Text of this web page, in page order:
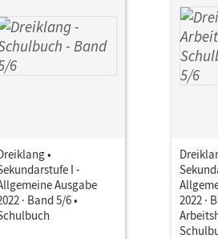
•
I -
Ausgabe
· Band 5/6 •
2022 ·